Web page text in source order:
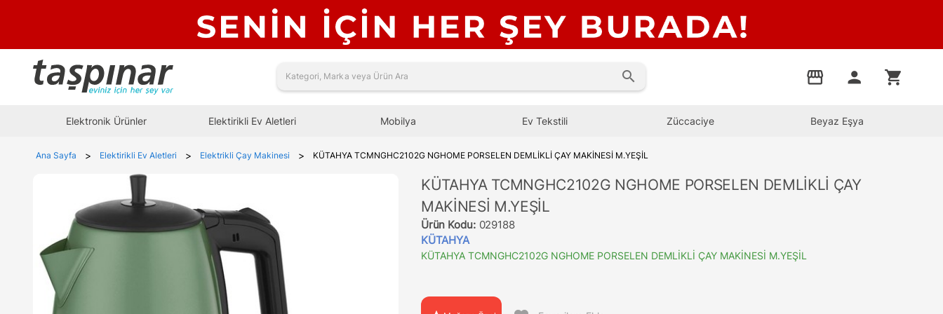
search storefront person shopping_cart
Elektronik Ürünler Elektirikli Ev Aletleri Mobilya Ev Tekstili Züccaciye Beyaz Eşya
Ana Sayfa > Elektirikli Ev Aletleri > Elektrikli Çay Makinesi > KÜTAHYA TCMNGHC2102G NGHOME PORSELEN DEMLİKLİ ÇAY MAKİNESİ M.YEŞİL
KÜTAHYA TCMNGHC2102G NGHOME PORSELEN DEMLİKLİ ÇAY
MAKİNESİ M.YEŞİL
Ürün Kodu: 029188
KÜTAHYA
KÜTAHYA TCMNGHC2102G NGHOME PORSELEN DEMLİKLİ ÇAY MAKİNESİ M.YEŞİL